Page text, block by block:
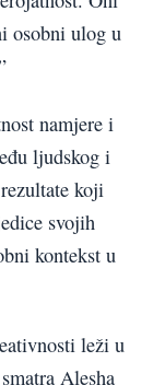
osobni ulog u
namjere i
ljudskog i
koji
svojih
kontekst u
leži u
Alesha